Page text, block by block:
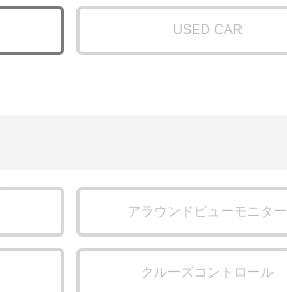
USED CAR
アラウンドビューモニター
クルーズコントロール